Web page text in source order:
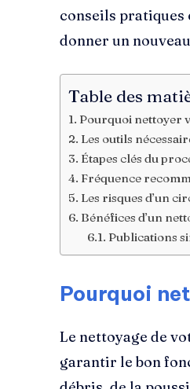
conseils
donner un
Table des
Pourquoi nettoyer
Les outils
Étapes clés du
Fréquence
Les risques d’un
Bénéfices d’un
Publications
Pourquoi
Le nettoyage de
garantir le bon